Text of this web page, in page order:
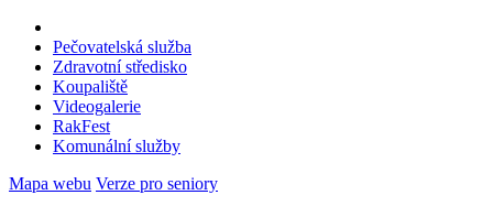
Pečovatelská služba
Zdravotní středisko
Koupaliště
Videogalerie
RakFest
Komunální služby
Mapa webu Verze pro seniory